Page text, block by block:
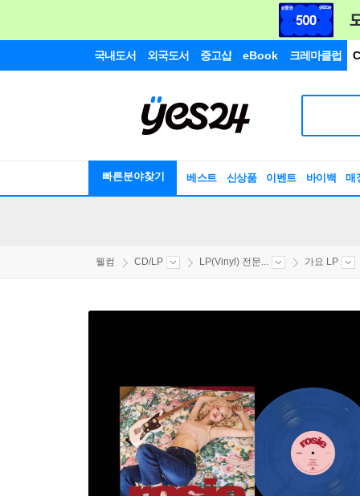
국내도서 외국도서 중고샵 eBook 크레마클럽
빠른분야찾기 베스트 신상품 이벤트 바이백 매
웰컴 CD/LP LP(Vinyl) 전문... 가요 LP